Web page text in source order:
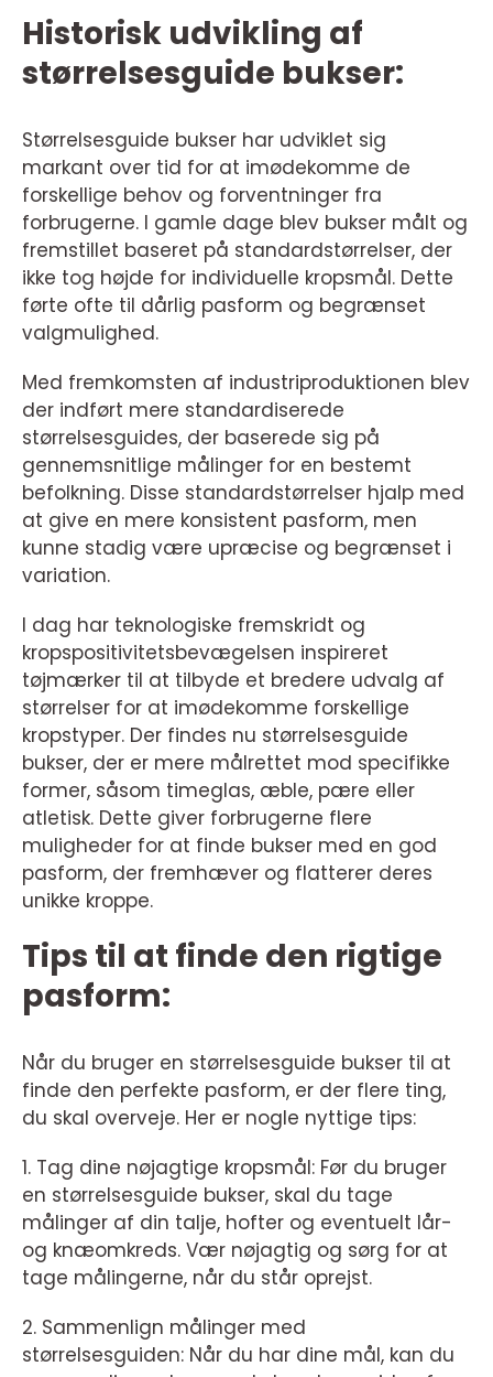
Historisk udvikling af
størrelsesguide bukser:
Størrelsesguide bukser har udviklet sig
markant over tid for at imødekomme de
forskellige behov og forventninger fra
forbrugerne. I gamle dage blev bukser målt og
fremstillet baseret på standardstørrelser, der
ikke tog højde for individuelle kropsmål. Dette
førte ofte til dårlig pasform og begrænset
valgmulighed.
Med fremkomsten af industriproduktionen blev
der indført mere standardiserede
størrelsesguides, der baserede sig på
gennemsnitlige målinger for en bestemt
befolkning. Disse standardstørrelser hjalp med
at give en mere konsistent pasform, men
kunne stadig være upræcise og begrænset i
variation.
I dag har teknologiske fremskridt og
kropspositivitetsbevægelsen inspireret
tøjmærker til at tilbyde et bredere udvalg af
størrelser for at imødekomme forskellige
kropstyper. Der findes nu størrelsesguide
bukser, der er mere målrettet mod specifikke
former, såsom timeglas, æble, pære eller
atletisk. Dette giver forbrugerne flere
muligheder for at finde bukser med en god
pasform, der fremhæver og flatterer deres
unikke kroppe.
Tips til at finde den rigtige
pasform:
Når du bruger en størrelsesguide bukser til at
finde den perfekte pasform, er der flere ting,
du skal overveje. Her er nogle nyttige tips:
1. Tag dine nøjagtige kropsmål: Før du bruger
en størrelsesguide bukser, skal du tage
målinger af din talje, hofter og eventuelt lår-
og knæomkreds. Vær nøjagtig og sørg for at
tage målingerne, når du står oprejst.
2. Sammenlign målinger med
størrelsesguiden: Når du har dine mål, kan du